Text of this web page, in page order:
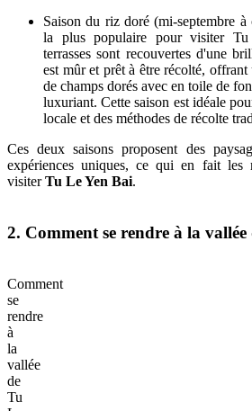
Saison du riz doré (mi-septembre
la plus populaire pour visiter
terrasses sont recouvertes d'une
est mûr et prêt à être récolté,
de champs dorés avec en toile de
luxuriant. Cette saison est idéale
locale et des méthodes de récolte
Ces deux saisons proposent des
expériences uniques, ce qui en fait les
visiterTu Le Yen Bai.
2. Comment se rendre à la vallée